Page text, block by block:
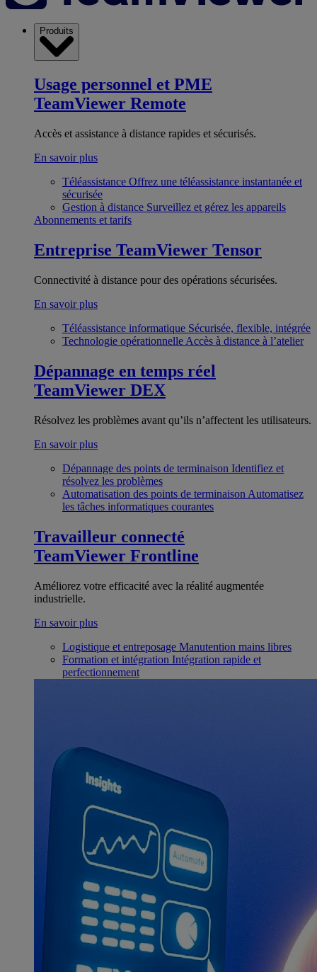
Produits
Usage personnel et PME
TeamViewer Remote
Accès et assistance à distance rapides et sécurisés.
En savoir plus
Téléassistance Offrez une téléassistance instantanée et
sécurisée
Gestion à distance Surveillez et gérez les appareils
Abonnements et tarifs
Entreprise TeamViewer Tensor
Connectivité à distance pour des opérations sécurisées.
En savoir plus
Téléassistance informatique Sécurisée, flexible, intégrée
Technologie opérationnelle Accès à distance à l’atelier
Dépannage en temps réel
TeamViewer DEX
Résolvez les problèmes avant qu’ils n’affectent les utilisateurs.
En savoir plus
Dépannage des points de terminaison Identifiez et
résolvez les problèmes
Automatisation des points de terminaison Automatisez
les tâches informatiques courantes
Travailleur connecté
TeamViewer Frontline
Améliorez votre efficacité avec la réalité augmentée
industrielle.
En savoir plus
Logistique et entreposage Manutention mains libres
Formation et intégration Intégration rapide et
perfectionnement